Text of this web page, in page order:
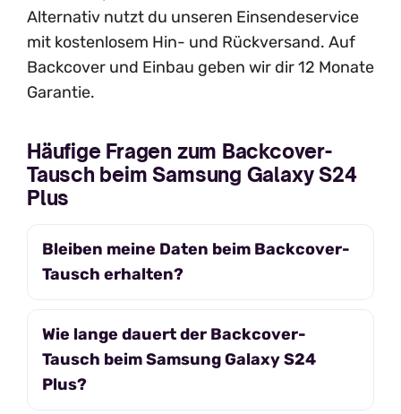
Alternativ nutzt du unseren Einsendeservice
mit kostenlosem Hin- und Rückversand. Auf
Backcover und Einbau geben wir dir 12 Monate
Garantie.
Häufige Fragen zum Backcover-
Tausch beim Samsung Galaxy S24
Plus
Bleiben meine Daten beim Backcover-
Tausch erhalten?
Wie lange dauert der Backcover-
Tausch beim Samsung Galaxy S24
Plus?